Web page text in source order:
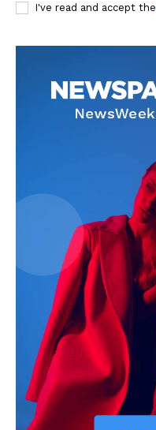
My account
I've read and accept the